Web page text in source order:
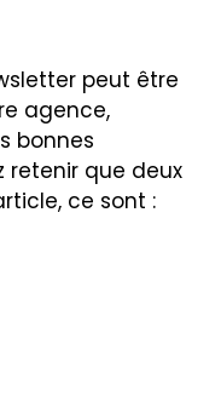
peut être
agence,
bonnes
retenir que deux
ce sont :